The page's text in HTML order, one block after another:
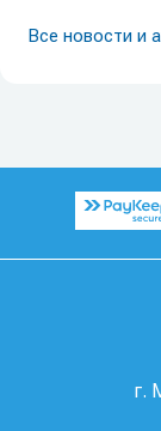
Все новости и
г.